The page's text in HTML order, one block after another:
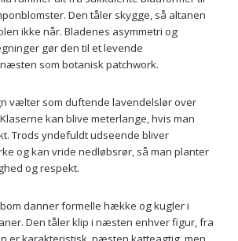
Den tåler skygge, så altanen
ikke når. Bladenes asymmetri og
gør den til et levende
som botanisk patchwork.
vælter som duftende lavendelslør over
kan blive meterlange, hvis man
Trods yndefuldt udseende bliver
og kan vride nedløbsrør, så man planter
og respekt.
danner formelle hække og kugler i
Den tåler klip i næsten enhver figur, fra